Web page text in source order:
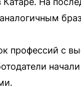
профессий с
начали